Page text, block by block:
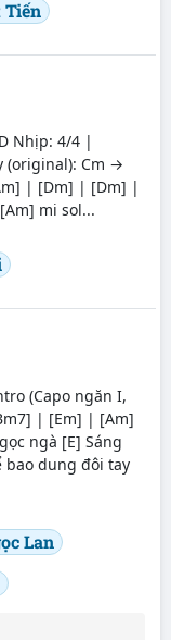
Tiến
Nhịp: 4/4 |
(original): Cm →
| [Dm] | [Dm] |
mi sol...
(Capo ngăn I,
| [Em] | [Am]
ngà [E] Sáng
bao dung đôi tay
Lan